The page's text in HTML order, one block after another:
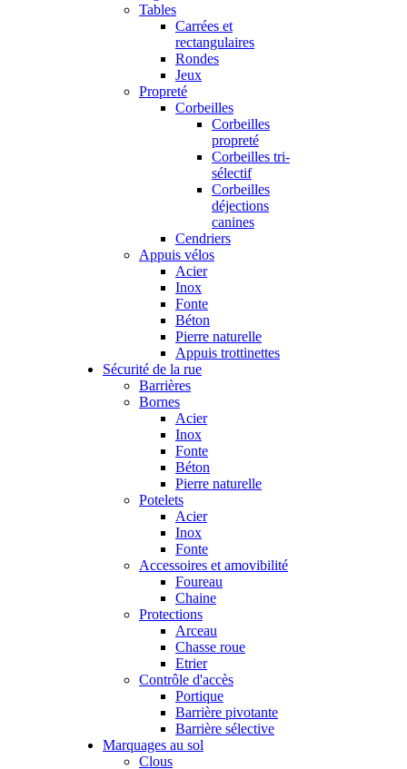
Tables
Carrées et
rectangulaires
Rondes
Jeux
Propreté
Corbeilles
Corbeilles
propreté
Corbeilles tri-
sélectif
Corbeilles
déjections
canines
Cendriers
Appuis vélos
Acier
Inox
Fonte
Béton
Pierre naturelle
Appuis trottinettes
Sécurité de la rue
Barrières
Bornes
Acier
Inox
Fonte
Béton
Pierre naturelle
Potelets
Acier
Inox
Fonte
Accessoires et amovibilité
Foureau
Chaine
Protections
Arceau
Chasse roue
Etrier
Contrôle d'accès
Portique
Barrière pivotante
Barrière sélective
Marquages au sol
Clous